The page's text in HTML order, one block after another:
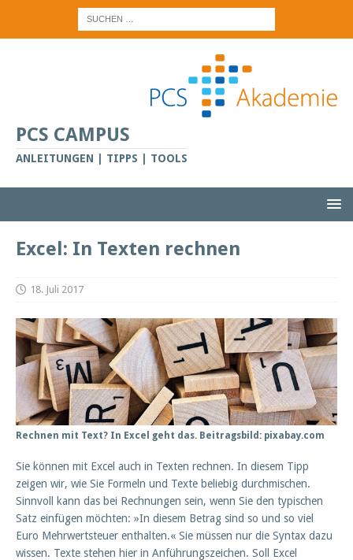
PCS CAMPUS
ANLEITUNGEN | TIPPS | TOOLS
Excel: In Texten rechnen
18. Juli 2017
Rechnen mit Text? In Excel geht das. Beitragsbild: pixabay.com
Sie können mit Excel auch in Texten rechnen. In diesem Tipp
zeigen wir, wie Sie Formeln und Texte beliebig durchmischen.
Sinnvoll kann das bei Rechnungen sein, wenn Sie den typischen
Satz einfügen möchten: »In diesem Betrag sind so und so viel
Euro Mehrwertsteuer enthalten.« Sie müssen nur die Syntax dazu
wissen. Texte stehen hier in Anführungszeichen. Soll Excel